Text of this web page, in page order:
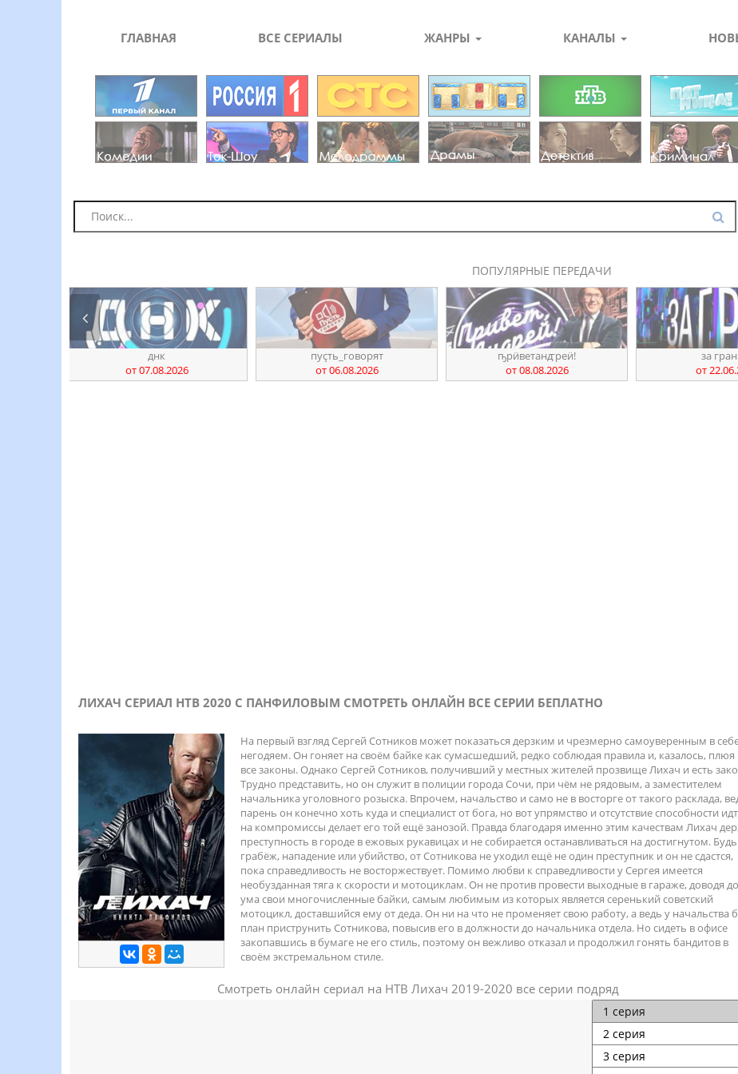
ГЛАВНАЯ ВСЕ СЕРИАЛЫ ЖАНРЫ КАНАЛЫ
ПОПУЛЯРНЫЕ ПЕРЕДАЧИ
днк
от 07.08.2026
пуҫть_говорят
от 06.08.2026
ҧрӥветанꙣреӥ!
от 08.08.2026
за
от
ЛИХАЧ СЕРИАЛ НТВ 2020 С ПАНФИЛОВЫМ СМОТРЕТЬ ОНЛАЙН ВСЕ СЕРИИ БЕПЛАТНО
На первый взгляд Сергей Сотников может показаться дерзким и чрезмерно самоуверенным в
негодяем. Он гоняет на своём байке как сумасшедший, редко соблюдая правила и, казалось, плюя
все законы. Однако Сергей Сотников, получивший у местных жителей прозвище Лихач и есть
Трудно представить, но он служит в полиции города Сочи, при чём не рядовым, а заместителем
начальника уголовного розыска. Впрочем, начальство и само не в восторге от такого расклада,
парень он конечно хоть куда и специалист от бога, но вот упрямство и отсутствие способности
на компромиссы делает его той ещё занозой. Правда благодаря именно этим качествам Лихач
преступность в городе в ежовых рукавицах и не собирается останавливаться на достигнутом.
грабёж, нападение или убийство, от Сотникова не уходил ещё не один преступник и он не сдастся,
пока справедливость не восторжествует. Помимо любви к справедливости у Сергея имеется
необузданная тяга к скорости и мотоциклам. Он не против провести выходные в гараже, доводя до
ума свои многочисленные байки, самым любимым из которых является серенький советский
мотоцикл, доставшийся ему от деда. Он ни на что не променяет свою работу, а ведь у начальства
план приструнить Сотникова, повысив его в должности до начальника отдела. Но сидеть в офисе
закопавшись в бумаге не его стиль, поэтому он вежливо отказал и продолжил гонять бандитов в
своём экстремальном стиле.
Смотреть онлайн сериал на НТВ Лихач 2019-2020 все серии подряд